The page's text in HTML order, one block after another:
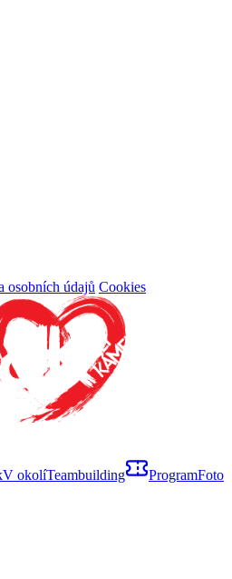
osobních údajů Cookies
V okolíTeambuilding ProgramFoto